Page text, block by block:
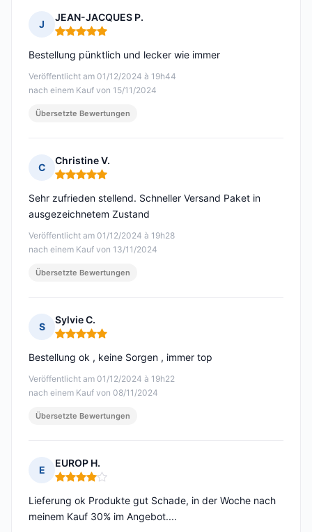
J
JEAN-JACQUES P.
Hinweis: 5 von 5
Veröffentlicht am 01/12/2024 à 19h44
nach einem Kauf von 15/11/2024
Bestellung pünktlich und lecker wie immer
Übersetzte Bewertungen
C
Christine V.
Hinweis: 5 von 5
Veröffentlicht am 01/12/2024 à 19h28
nach einem Kauf von 13/11/2024
Sehr zufrieden stellend. Schneller Versand Paket in
ausgezeichnetem Zustand
Übersetzte Bewertungen
S
Sylvie C.
Hinweis: 5 von 5
Veröffentlicht am 01/12/2024 à 19h22
nach einem Kauf von 08/11/2024
Bestellung ok , keine Sorgen , immer top
Übersetzte Bewertungen
E
EUROP H.
Hinweis: 4 von 5
Lieferung ok Produkte gut Schade, in der Woche nach
meinem Kauf 30% im Angebot....